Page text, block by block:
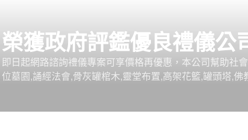
榮獲政府評鑑優良禮儀公
即日起網路諮詢禮儀專案可享價格再優惠，本公司幫助社
位墓園,誦經法會,骨灰罐棺木,靈堂布置,高架花籃,罐頭塔,佛